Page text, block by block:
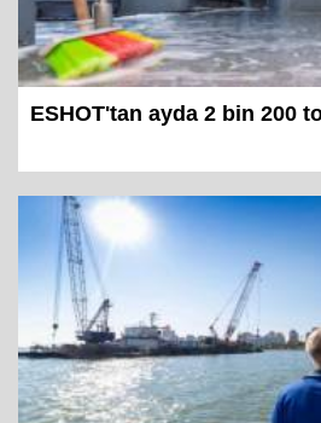
ESHOT'tan ayda 2 bin 200